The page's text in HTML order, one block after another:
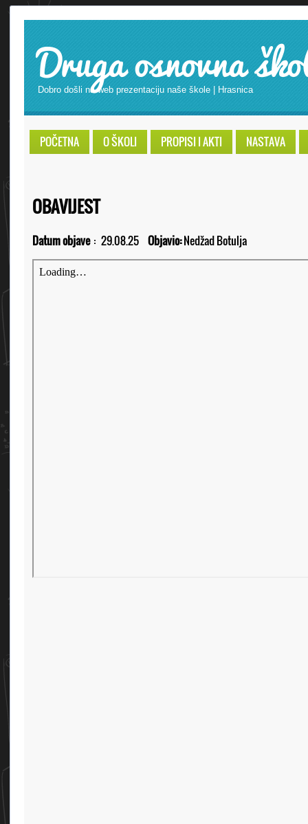
Druga osnovna
Dobro došli na web prezentaciju naše škole | Hrasnica
POČETNA O ŠKOLI PROPISI I AKTI NASTAVA
OBAVIJEST
Datum objave : 29.08.25 Objavio:Nedžad Botulja